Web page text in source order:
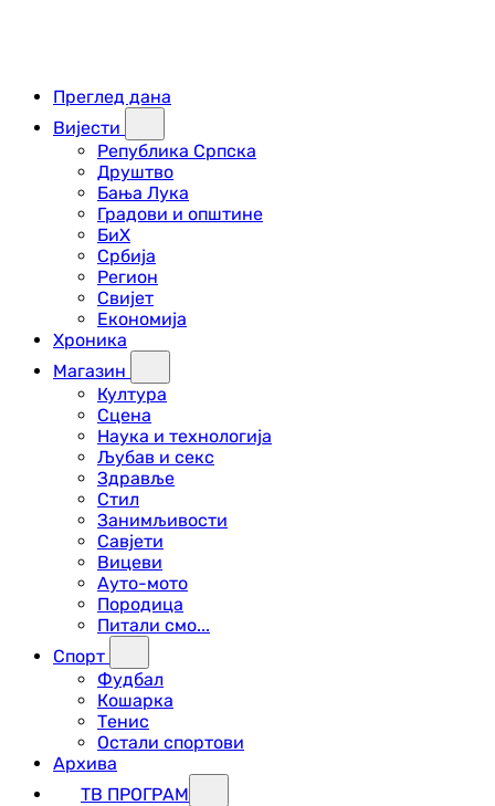
Преглед дана
Вијести
Република Српска
Друштво
Бања Лука
Градови и општине
БиХ
Србија
Регион
Свијет
Економија
Хроника
Магазин
Култура
Сцена
Наука и технологија
Љубав и секс
Здравље
Стил
Занимљивости
Савјети
Вицеви
Ауто-мото
Породица
Питали смо...
Спорт
Фудбал
Кошарка
Тенис
Остали спортови
Архива
ТВ ПРОГРАМ